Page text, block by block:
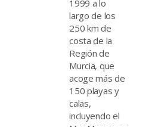
1999 a lo
largo de los
250 km de
costa de la
Región de
Murcia, que
acoge más de
150 playas y
calas,
incluyendo el